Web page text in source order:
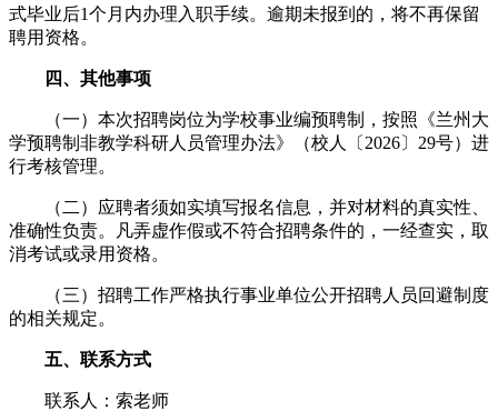
式毕业后1个月内办理入职手续。逾期未报到的，将不再保留
聘用资格。
四、其他事项
（一）本次招聘岗位为学校事业编预聘制，按照《兰州大
学预聘制非教学科研人员管理办法》（校人〔2026〕29号）进
行考核管理。
（二）应聘者须如实填写报名信息，并对材料的真实性、
准确性负责。凡弄虚作假或不符合招聘条件的，一经查实，取
消考试或录用资格。
（三）招聘工作严格执行事业单位公开招聘人员回避制度
的相关规定。
五、联系方式
联系人：索老师